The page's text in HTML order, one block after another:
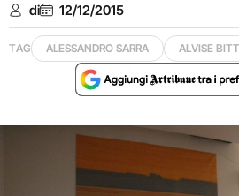
di 12/12/2015
TAG ALESSANDRO SARRA ALVISE